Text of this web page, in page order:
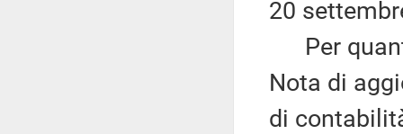
20
Per
Nota di
di